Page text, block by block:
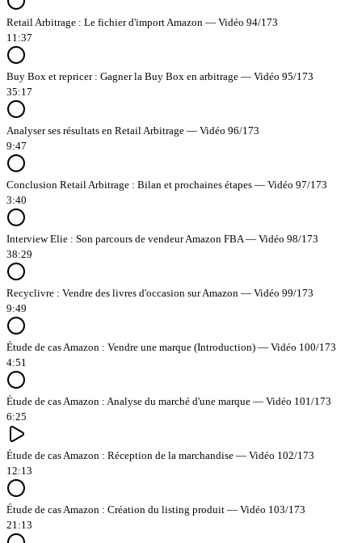
Retail Arbitrage : Le fichier d'import Amazon — Vidéo 94/173
11:37
Buy Box et repricer : Gagner la Buy Box en arbitrage — Vidéo 95/173
35:17
Analyser ses résultats en Retail Arbitrage — Vidéo 96/173
9:47
Conclusion Retail Arbitrage : Bilan et prochaines étapes — Vidéo 97/173
3:40
Interview Elie : Son parcours de vendeur Amazon FBA — Vidéo 98/173
38:29
Recyclivre : Vendre des livres d'occasion sur Amazon — Vidéo 99/173
9:49
Étude de cas Amazon : Vendre une marque (Introduction) — Vidéo 100/173
4:51
Étude de cas Amazon : Analyse du marché d'une marque — Vidéo 101/173
6:25
Étude de cas Amazon : Réception de la marchandise — Vidéo 102/173
12:13
Étude de cas Amazon : Création du listing produit — Vidéo 103/173
21:13